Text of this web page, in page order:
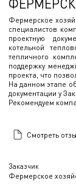
Заказчик
Фермерское
Фермерское
специалистов
проектную
котельной
тепличного
поддержку
проекта, что
На данном этапе
документации у
Рекомендуем
Смотреть